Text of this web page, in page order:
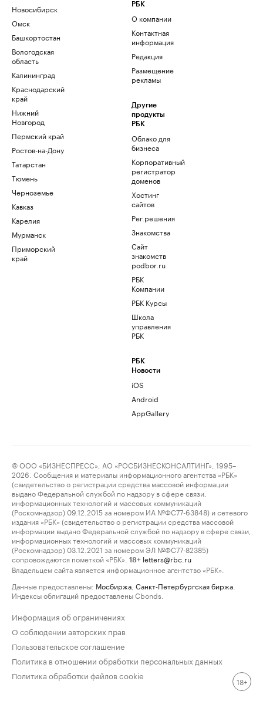
Новосибирск
Омск
Башкортостан
Вологодская
область
Калининград
Краснодарский
край
Нижний
Новгород
Пермский край
Ростов-на-Дону
Татарстан
Тюмень
Черноземье
Кавказ
Карелия
Мурманск
Приморский
край
РБК
О компании
Контактная
информация
Редакция
Размещение
рекламы
Другие
продукты
РБК
Облако для
бизнеса
Корпоративный
регистратор
доменов
Хостинг
сайтов
Рег.решения
Знакомства
Сайт
знакомств
podbor.ru
РБК
Компании
РБК Курсы
Школа
управления
РБК
РБК
Новости
iOS
Android
AppGallery
© ООО «БИЗНЕСПРЕСС», АО «РОСБИЗНЕСКОНСАЛТИНГ», 1995–
2026. Сообщения и материалы информационного агентства «РБК»
(свидетельство о регистрации средства массовой информации
выдано Федеральной службой по надзору в сфере связи,
информационных технологий и массовых коммуникаций
(Роскомнадзор) 09.12.2015 за номером ИА №ФС77-63848) и сетевого
издания «РБК» (свидетельство о регистрации средства массовой
информации выдано Федеральной службой по надзору в сфере связи,
информационных технологий и массовых коммуникаций
(Роскомнадзор) 03.12.2021 за номером ЭЛ №ФС77-82385)
сопровождаются пометкой «РБК».
18+ letters@rbc.ru
Владельцем сайта является информационное агентство «РБК».
Данные предоставлены: Мосбиржа Санкт-Петербургская биржа
Индексы облигаций предоставлены Cbonds.
Информация об ограничениях
О соблюдении авторских прав
Пользовательское соглашение
Политика в отношении обработки персональных данных
Политика обработки файлов cookie
18+